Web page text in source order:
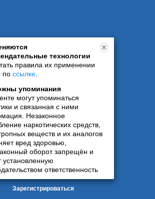
технологии
правила их применении
по ссылке
упоминания
могут упоминаться
и связанная с ними
Незаконное
наркотических средств,
веществ и их аналогов
вред здоровью,
оборот запрещён и
установленную
ответственность
Зарегистрироваться